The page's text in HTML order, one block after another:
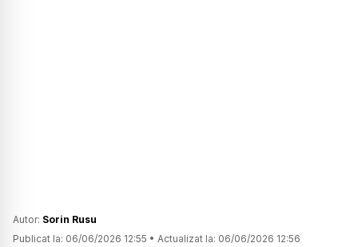
Autor: Sorin Rusu
Publicat la: 06/06/2026 12:55 • Actualizat la: 06/06/2026 12:56